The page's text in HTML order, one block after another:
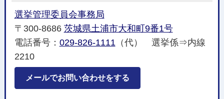
選挙管理委員会事務局
〒300-8686 茨城県土浦市大和町9番1号
電話番号： 029-826-1111 （代） 選挙係⇒内線
2210
メールでお問い合わせをする